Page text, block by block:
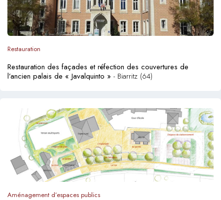
Restauration
Restauration des façades et réfection des couvertures de
l’ancien palais de « Javalquinto » - Biarritz (64)
Aménagement d’espaces publics